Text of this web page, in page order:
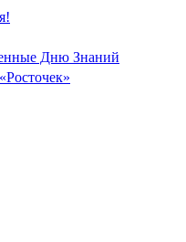
Дню Знаний